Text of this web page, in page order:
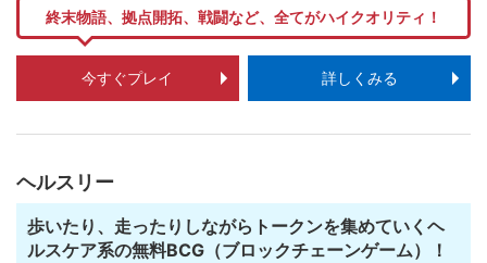
終末物語、拠点開拓、戦闘など、全てがハイクオリティ！
今すぐプレイ 詳しくみる
ヘルスリー
歩いたり、走ったりしながらトークンを集めていくヘ
ルスケア系の無料BCG（ブロックチェーンゲーム）！